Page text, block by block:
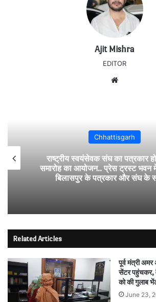
Ajit Mishra
EDITOR
Chhattisgarh
राष्ट्रीय स्वयंसेवक संघ का पत्रकार
समारोह का आयोजन.. प्रेस ट्रस्ट भवन
बिलासपुर के पत्रकार और संघ के
Related Articles
पूर्व मंत्री
सेंटर पहुंचकर,
को की गुलाब
June 23,